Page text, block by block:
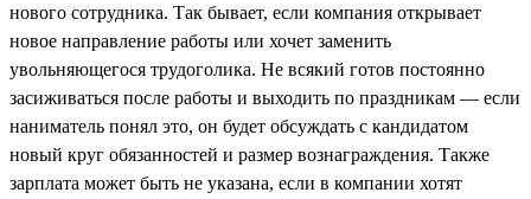
нового сотрудника. Так бывает, если компания открывает
новое направление работы или хочет заменить
увольняющегося трудоголика. Не всякий готов постоянно
засиживаться после работы и выходить по праздникам — если
наниматель понял это, он будет обсуждать с кандидатом
новый круг обязанностей и размер вознаграждения. Также
зарплата может быть не указана, если в компании хотят